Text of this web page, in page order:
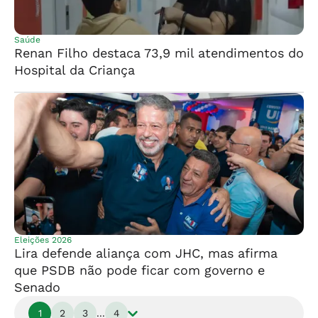
Saúde
Renan Filho destaca 73,9 mil atendimentos do
Hospital da Criança
Eleições 2026
Lira defende aliança com JHC, mas afirma
que PSDB não pode ficar com governo e
Senado
1 2 3 ... 4